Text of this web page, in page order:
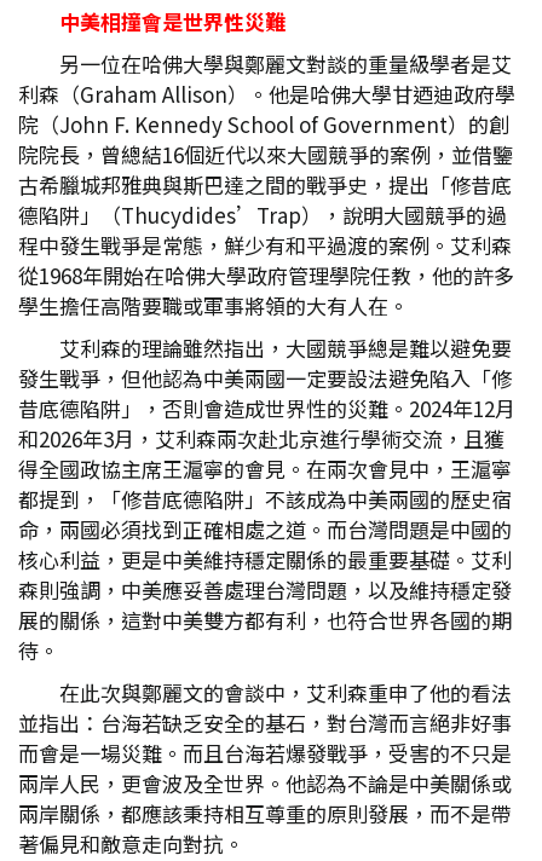
中美相撞會是世界性災難
另一位在哈佛大學與鄭麗文對談的重量級學者是艾
利森（Graham Allison）。他是哈佛大學甘迺迪政府學
院（John F. Kennedy School of Government）的創
院院長，曾總結16個近代以來大國競爭的案例，並借鑒
古希臘城邦雅典與斯巴達之間的戰爭史，提出「修昔底
德陷阱」（Thucydides’Trap），說明大國競爭的過
程中發生戰爭是常態，鮮少有和平過渡的案例。艾利森
從1968年開始在哈佛大學政府管理學院任教，他的許多
學生擔任高階要職或軍事將領的大有人在。
艾利森的理論雖然指出，大國競爭總是難以避免要
發生戰爭，但他認為中美兩國一定要設法避免陷入「修
昔底德陷阱」，否則會造成世界性的災難。2024年12月
和2026年3月，艾利森兩次赴北京進行學術交流，且獲
得全國政協主席王滬寧的會見。在兩次會見中，王滬寧
都提到，「修昔底德陷阱」不該成為中美兩國的歷史宿
命，兩國必須找到正確相處之道。而台灣問題是中國的
核心利益，更是中美維持穩定關係的最重要基礎。艾利
森則強調，中美應妥善處理台灣問題，以及維持穩定發
展的關係，這對中美雙方都有利，也符合世界各國的期
待。
在此次與鄭麗文的會談中，艾利森重申了他的看法
並指出：台海若缺乏安全的基石，對台灣而言絕非好事
而會是一場災難。而且台海若爆發戰爭，受害的不只是
兩岸人民，更會波及全世界。他認為不論是中美關係或
兩岸關係，都應該秉持相互尊重的原則發展，而不是帶
著偏見和敵意走向對抗。